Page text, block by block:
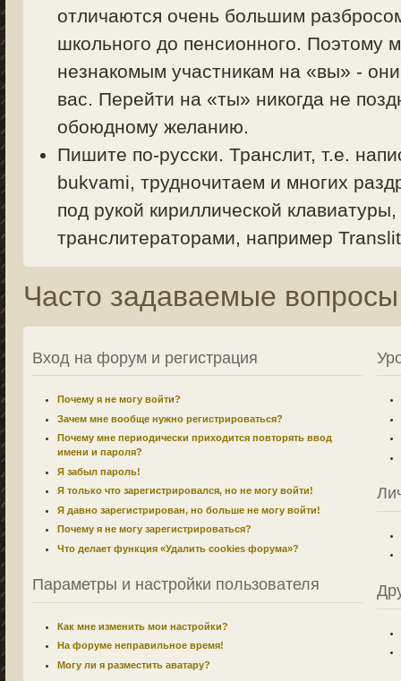
отличаются очень большим
школьного до пенсионного. Поэтому
незнакомым участникам на «вы» -
вас. Перейти на «ты» никогда не
обоюдному желанию.
Пишите по-русски. Транслит, т.е.
bukvami, трудночитаем и многих
под рукой кириллической
транслитераторами, например
Часто задаваемые вопросы
Вход на форум и регистрация
Почему я не могу войти?
Зачем мне вообще нужно регистрироваться?
Почему мне периодически приходится повторять ввод
имени и пароля?
Я забыл пароль!
Я только что зарегистрировался, но не могу войти!
Я давно зарегистрирован, но больше не могу войти!
Почему я не могу зарегистрироваться?
Что делает функция «Удалить cookies форума»?
Параметры и настройки пользователя
Как мне изменить мои настройки?
На форуме неправильное время!
Могу ли я разместить аватару?